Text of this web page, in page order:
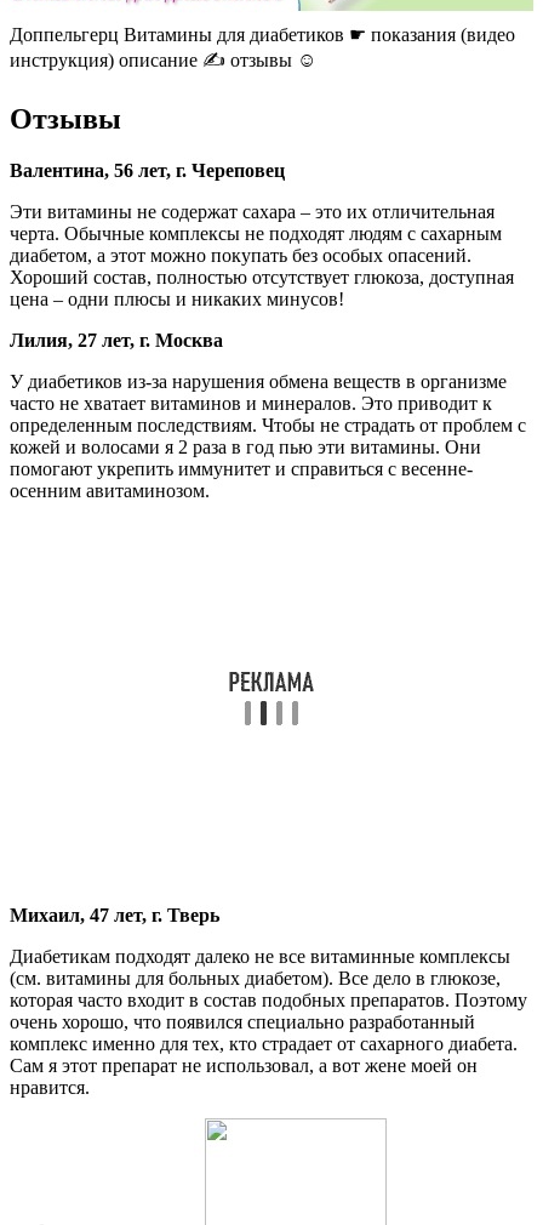
Доппельгерц Витамины для диабетиков ☛ показания (видео
инструкция) описание ✍ отзывы ☺️
Отзывы
Валентина, 56 лет, г. Череповец
Эти витамины не содержат сахара – это их отличительная
черта. Обычные комплексы не подходят людям с сахарным
диабетом, а этот можно покупать без особых опасений.
Хороший состав, полностью отсутствует глюкоза, доступная
цена – одни плюсы и никаких минусов!
Лилия, 27 лет, г. Москва
У диабетиков из-за нарушения обмена веществ в организме
часто не хватает витаминов и минералов. Это приводит к
определенным последствиям. Чтобы не страдать от проблем с
кожей и волосами я 2 раза в год пью эти витамины. Они
помогают укрепить иммунитет и справиться с весенне-
осенним авитаминозом.
Михаил, 47 лет, г. Тверь
Диабетикам подходят далеко не все витаминные комплексы
(см. витамины для больных диабетом). Все дело в глюкозе,
которая часто входит в состав подобных препаратов. Поэтому
очень хорошо, что появился специально разработанный
комплекс именно для тех, кто страдает от сахарного диабета.
Сам я этот препарат не использовал, а вот жене моей он
нравится.